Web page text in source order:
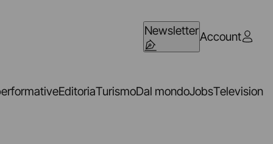
NewsletterAccount
EditoriaTurismoDal mondoJobsTelevision